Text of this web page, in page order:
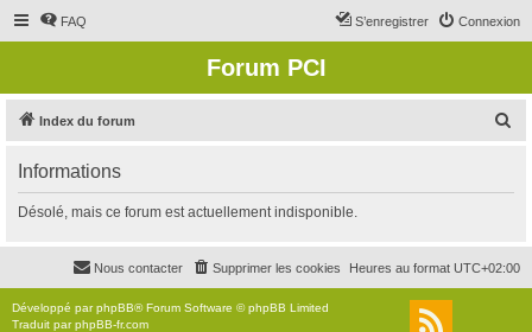
FAQ Connexion
S’enregistrer
Forum PCI
Index du forum
r
c
Informations
Désolé, mais ce forum est actuellement indisponible.
Heures au format UTC+02:00
Supprimer les cookies
Nous contacter
Développé parphpBB® Forum Software © phpBB Limited
Traduit parphpBB-fr.com